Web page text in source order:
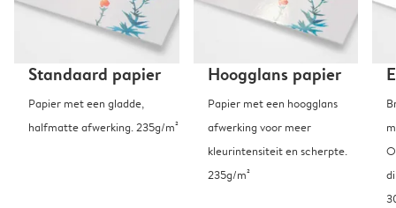
Standaard papier
Papier met een gladde,
halfmatte afwerking. 235g/m²
Hoogglans papier
Papier met een hoogglans
afwerking voor meer
kleurintensiteit en scherpte.
235g/m²